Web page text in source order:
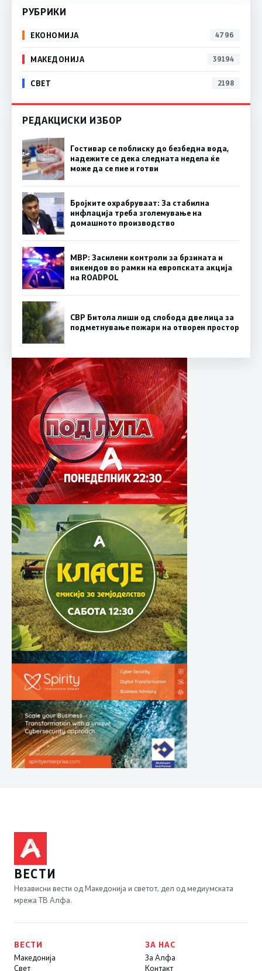
РУБРИКИ
ЕКОНОМИЈА 4796
МАКЕДОНИЈА 39194
СВЕТ 2198
РЕДАКЦИСКИ ИЗБОР
Гостивар се поблиску до безбедна вода,
надежите се дека следната недела ќе
може да се пие и готви
Бројките охрабруваат: За стабилна
инфлација треба зголемување на
домашното производство
МВР: Засилени контроли за брзината и
викендов во рамки на европската акција
на ROADPOL
СВР Битола лиши од слобода две лица за
подметнување пожари на отворен простор
ВЕСТИ
Независни вести од Македонија и светот, дел од медиумската
мрежа ТВ Алфа.
ВЕСТИ
Македонија
Свет
ЗА НАС
За Алфа
Контакт